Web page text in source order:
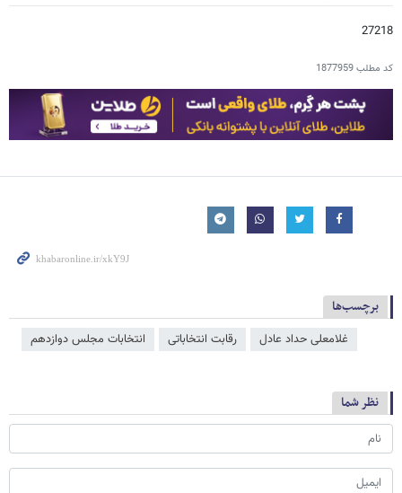
27218
کد مطلب1877959
برچسب‌ها
غلامعلی حداد عادل رقابت انتخاباتی انتخابات مجلس دوازدهم
نظر شما